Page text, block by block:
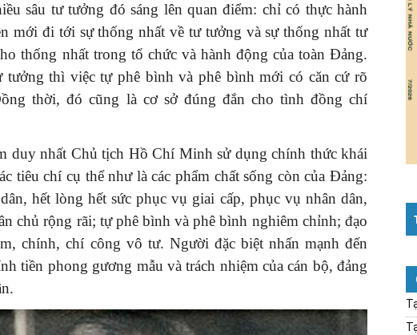
sâu tư tưởng đó sáng lên quan điểm: chỉ có thực hành
mới đi tới sự thống nhất về tư tưởng và sự thống nhất tư
thống nhất trong tổ chức và hành động của toàn Đảng.
tưởng thì việc tự phê bình và phê bình mới có căn cứ rõ
thời, đó cũng là cơ sở đúng đắn cho tình đồng chí
duy nhất Chủ tịch Hồ Chí Minh sử dụng chính thức khái
tiêu chí cụ thể như là các phẩm chất sống còn của Đảng:
hết lòng hết sức phục vụ giai cấp, phục vụ nhân dân,
chủ rộng rãi; tự phê bình và phê bình nghiêm chỉnh; đạo
chính, chí công vô tư. Người đặc biệt nhấn mạnh đến
tiền phong gương mẫu và trách nhiệm của cán bộ, đảng